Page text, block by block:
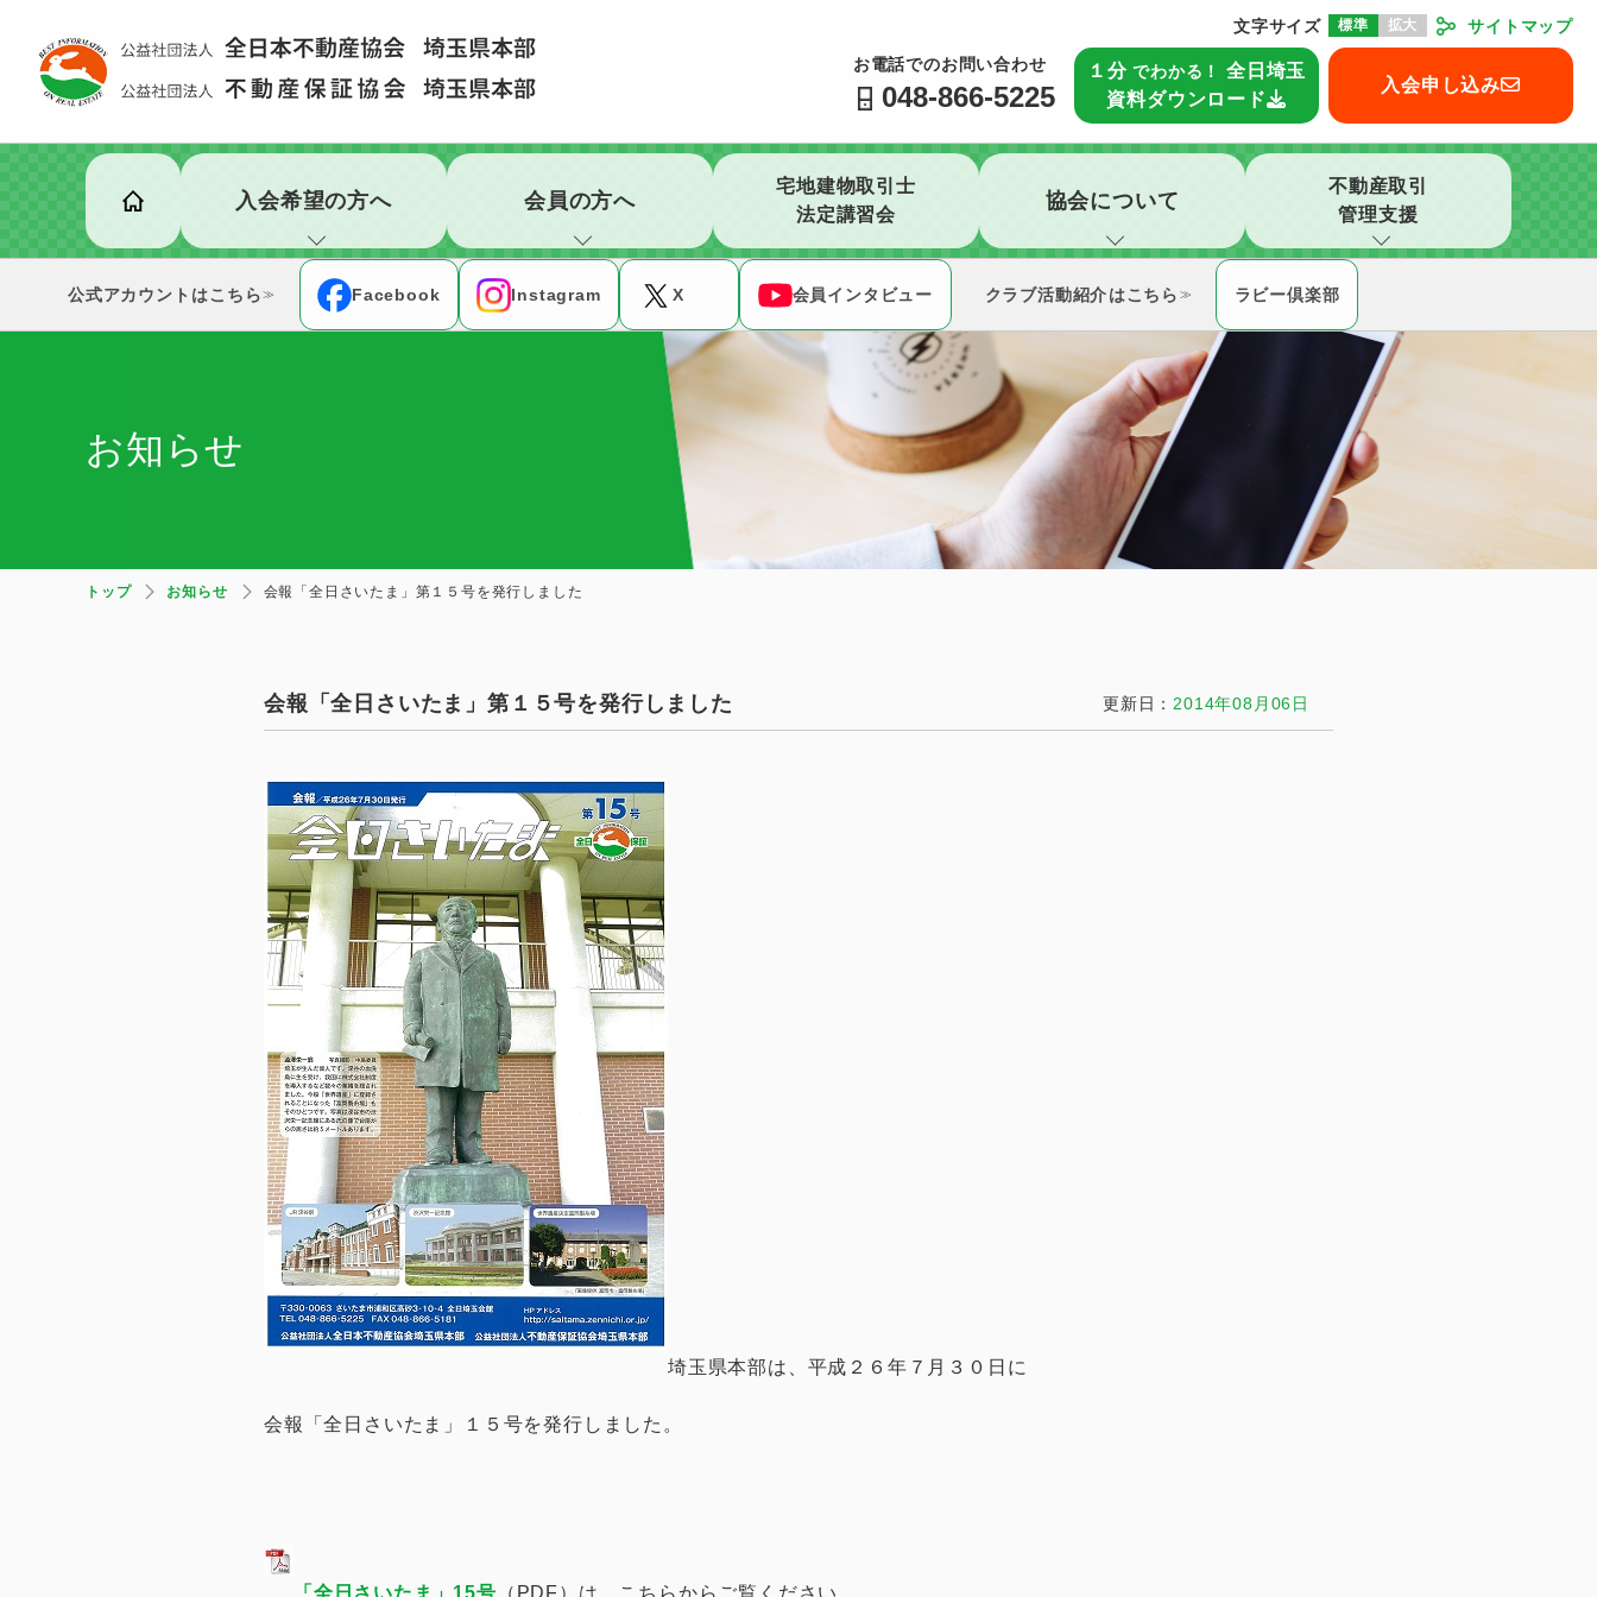
公益社団法人 全日本不動産協会 不動産保証協会 埼玉県本部
文字サイズ 標準 拡大
サイトマップ
お電話でのお問い合わせ
048-866-5225
１分 でわかる！
全日埼玉
資料ダウンロード
入会申し込み
入会希望の方へ 会員の方へ
宅地建物取引士
法定講習会
協会について
不動産取引
管理支援
公式アカウント ≫ Facebook Instagram X 会員インタビュー クラブ活動紹介 ≫ ラビー倶楽部
お知らせ
トップ お知らせ 会報「全日さいたま」第１５号を発行しました
会報「全日さいたま」第１５号を発行しました 更新日： 2014年08月06日
埼玉県本部は、平成２６年７月３０日に
会報「全日さいたま」１５号を発行しました。
「全日さいたま」15号 （PDF）は、こちらからご覧ください。